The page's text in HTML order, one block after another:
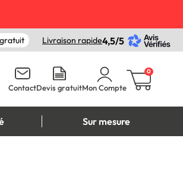
Livraison rapide4,5/5
ContactDevis gratuitMon Compte
0
Sur mesure